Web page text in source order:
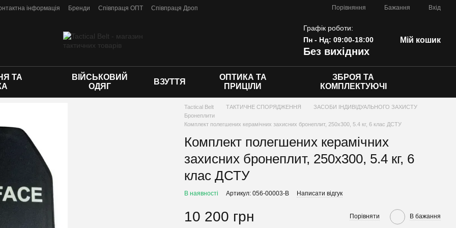
інформація Бренди Співпраця ОПТ
Співпраця Дроп
Порівняння Бажання Вхід
Графік роботи:
Пн - Нд: 09:00-18:00
Без вихідних
Мій кошик
ТА
ВІЙСЬКОВИЙ
ОДЯГ
ВЗУТТЯ
ОПТИКА ТА
ПРИЦІЛИ
ЗБРОЯ ТА
КОМПЛЕКТУЮЧІ
Tactical Belt ТАКТИЧНЕ СПОРЯДЖЕННЯ
ЗАСОБИ ІНДИВІДУАЛЬНОГО ЗАХИСТУ
Бронеплити
Комплект полегшених керамічних захисних бронеплит, 250х300, 5.4 кг, 6 клас ДСТУ
Комплект полегшених керамічних
захисних бронеплит, 250х300, 5.4 кг, 6
клас ДСТУ
В наявності Артикул: 056-00003-B Написати відгук
10 200 грн Порівняти В бажання